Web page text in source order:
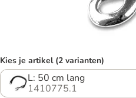
Kies je artikel (2 varianten)
L: 50 cm lang
1410775.1